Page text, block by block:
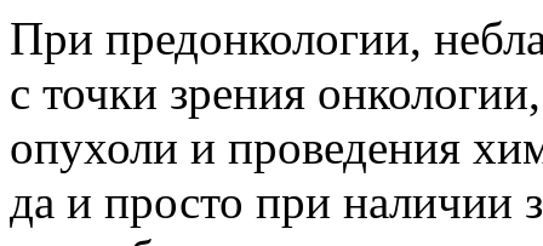
При предонкологии,
с точки зрения
опухоли и проведения
да и просто при наличии